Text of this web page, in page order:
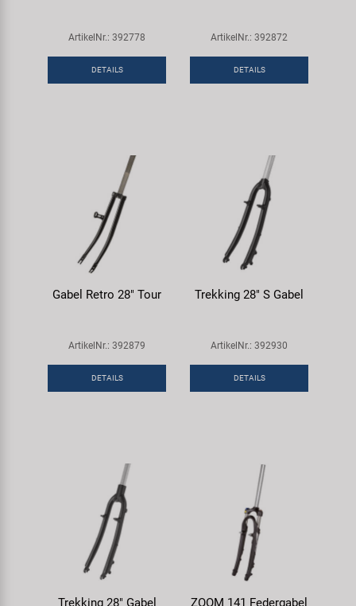
ArtikelNr.: 392778
DETAILS
ArtikelNr.: 392872
DETAILS
Gabel Retro 28" Tour
ArtikelNr.: 392879
DETAILS
Trekking 28" S Gabel
ArtikelNr.: 392930
DETAILS
Trekking 28" Gabel
ZOOM 141 Federgabel